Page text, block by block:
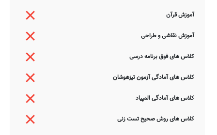
آموزش قرآن
آموزش نقاشی و طراحی
کلاس های فوق برنامه درسی
کلاس های آمادگی آزمون تیزهوشان
کلاس های آمادگی المپیاد
کلاس های روش صحیح تست زنی